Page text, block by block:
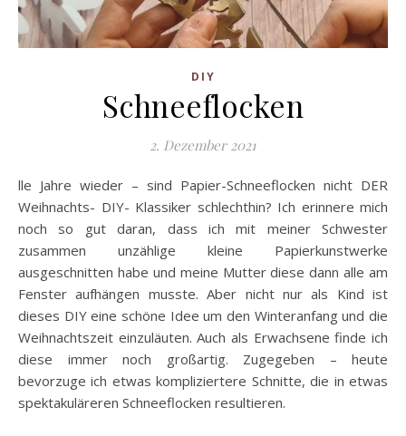
DIY
Schneeflocken
2. Dezember 2021
lle Jahre wieder – sind Papier-Schneeflocken nicht DER
Weihnachts- DIY- Klassiker schlechthin? Ich erinnere mich
noch so gut daran, dass ich mit meiner Schwester
zusammen unzählige kleine Papierkunstwerke
ausgeschnitten habe und meine Mutter diese dann alle am
Fenster aufhängen musste. Aber nicht nur als Kind ist
dieses DIY eine schöne Idee um den Winteranfang und die
Weihnachtszeit einzuläuten. Auch als Erwachsene finde ich
diese immer noch großartig. Zugegeben – heute
bevorzuge ich etwas kompliziertere Schnitte, die in etwas
spektakuläreren Schneeflocken resultieren.